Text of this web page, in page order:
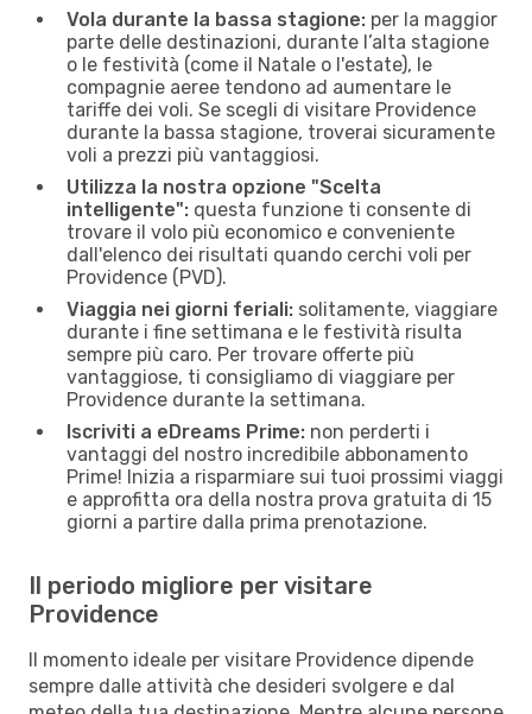
Vola durante la bassa stagione: per la maggior
parte delle destinazioni, durante l’alta stagione
o le festività (come il Natale o l'estate), le
compagnie aeree tendono ad aumentare le
tariffe dei voli. Se scegli di visitare Providence
durante la bassa stagione, troverai sicuramente
voli a prezzi più vantaggiosi.
Utilizza la nostra opzione "Scelta
intelligente": questa funzione ti consente di
trovare il volo più economico e conveniente
dall'elenco dei risultati quando cerchi voli per
Providence (PVD).
Viaggia nei giorni feriali: solitamente, viaggiare
durante i fine settimana e le festività risulta
sempre più caro. Per trovare offerte più
vantaggiose, ti consigliamo di viaggiare per
Providence durante la settimana.
Iscriviti a eDreams Prime: non perderti i
vantaggi del nostro incredibile abbonamento
Prime! Inizia a risparmiare sui tuoi prossimi viaggi
e approfitta ora della nostra prova gratuita di 15
giorni a partire dalla prima prenotazione.
Il periodo migliore per visitare
Providence
Il momento ideale per visitare Providence dipende
sempre dalle attività che desideri svolgere e dal